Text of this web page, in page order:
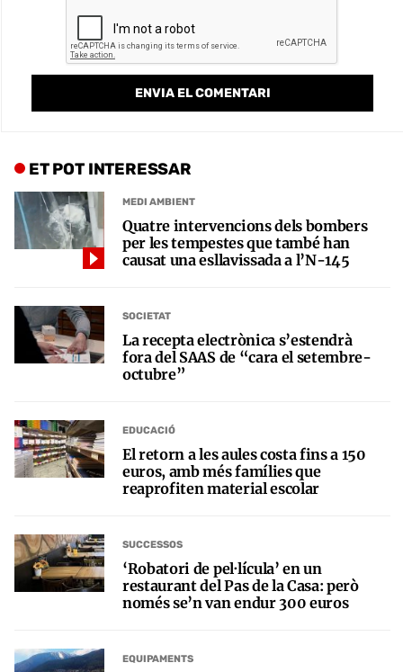
ET POT INTERESSAR
MEDI AMBIENT
Quatre intervencions dels bombers
per les tempestes que també han
causat una esllavissada a l’N-145
SOCIETAT
La recepta electrònica s’estendrà
fora del SAAS de “cara el setembre-
octubre”
EDUCACIÓ
El retorn a les aules costa fins a 150
euros, amb més famílies que
reaprofiten material escolar
SUCCESSOS
‘Robatori de pel·lícula’ en un
restaurant del Pas de la Casa: però
només se’n van endur 300 euros
EQUIPAMENTS